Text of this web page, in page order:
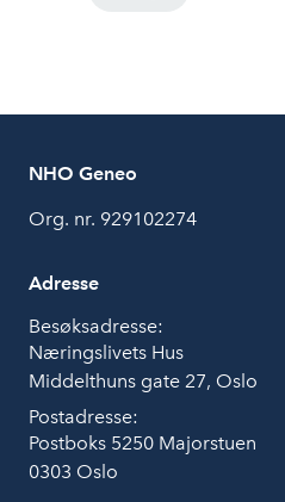
NHO Geneo
Org. nr. 929102274
Adresse
Besøksadresse:
Næringslivets Hus
Middelthuns gate 27, Oslo
Postadresse:
Postboks 5250 Majorstuen
0303 Oslo